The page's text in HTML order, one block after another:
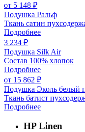
от 5 148 ₽
Подушка Ральф
Ткань сатин
Подробнее
3 234 ₽
Подушка Silk Air
Состав 100% хлопок
Подробнее
от 15 862 ₽
Подушка Эколь белый
Ткань батист
Подробнее
HP Linen